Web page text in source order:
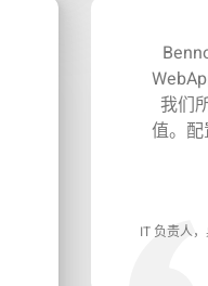
我们
值。
IT 负责人